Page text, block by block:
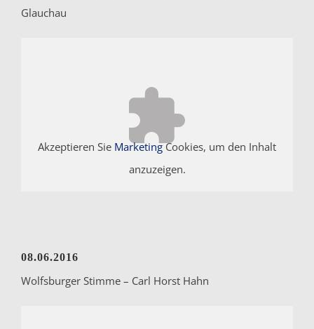
Glauchau
Akzeptieren Sie MarketingCookies, um den Inhalt
anzuzeigen.
08.06.2016
Wolfsburger Stimme – Carl Horst Hahn